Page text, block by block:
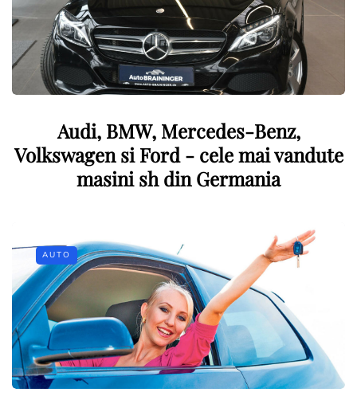
Audi, BMW, Mercedes-Benz,
Volkswagen si Ford - cele mai vandute
masini sh din Germania
AUTO